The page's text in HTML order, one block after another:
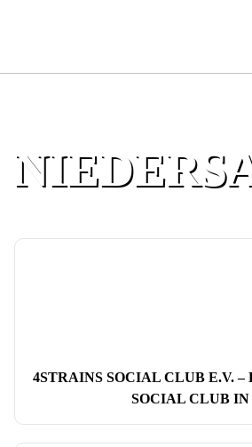
4STRAINS SOCIAL CLUB E.V.
SOCIAL CLUB